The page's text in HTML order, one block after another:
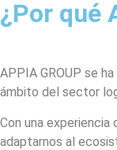
¿Por qué
APPIA GROUP se
ámbito del sector
Con una experiencia
adaptarnos al